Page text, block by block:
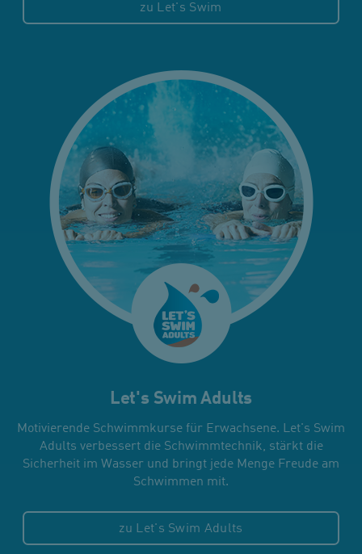
zu Let's Swim
Let's Swim Adults
Motivierende Schwimmkurse für Erwachsene. Let's Swim
Adults verbessert die Schwimmtechnik, stärkt die
Sicherheit im Wasser und bringt jede Menge Freude am
Schwimmen mit.
zu Let's Swim Adults